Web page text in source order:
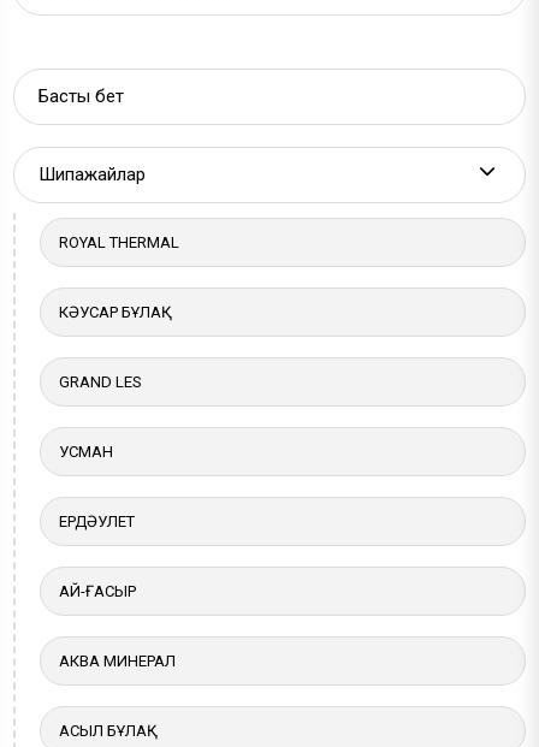
Басты бет
Шипажайлар More
ROYAL THERMAL
КӘУСАР БҰЛАҚ
GRAND LES
УСМАН
ЕРДӘУЛЕТ
АЙ-ҒАСЫР
АКВА МИНЕРАЛ
АСЫЛ БҰЛАҚ